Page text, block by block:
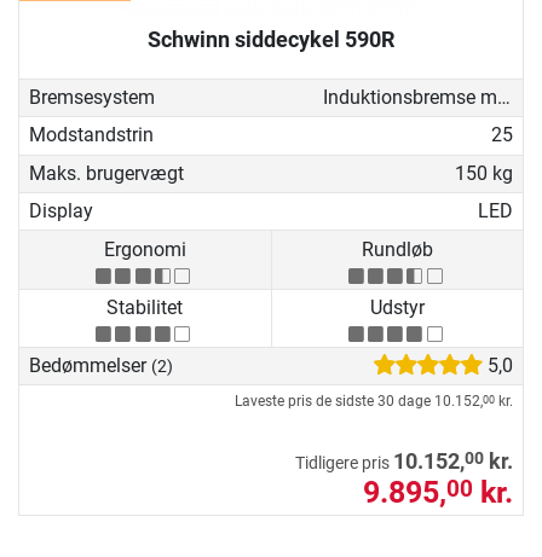
Schwinn siddecykel 590R
Bremsesystem
Induktionsbremse med generator
Modstandstrin
25
Maks. brugervægt
150 kg
Display
LED
Ergonomi
Rundløb
Stabilitet Udstyr
Bedømmelser (2) 5,0
Laveste pris de sidste 30 dage 10.152,00 kr.
Tidligere pris 10.152,00 kr.
9.895,00 kr.